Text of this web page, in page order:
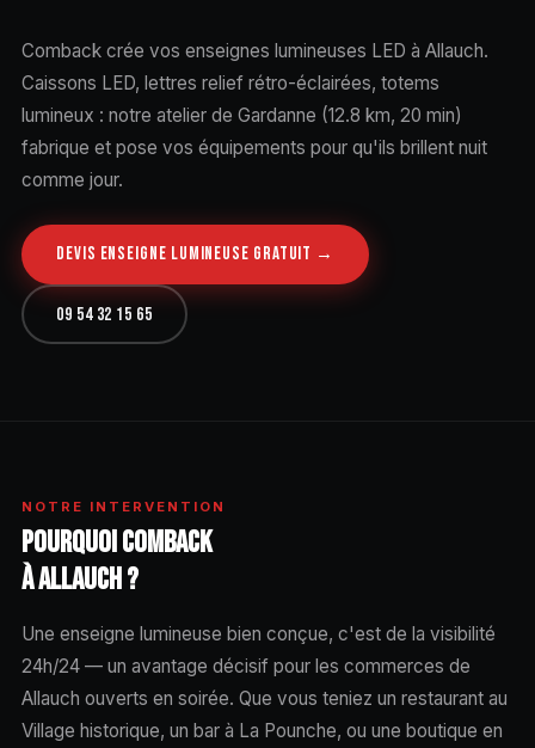
Comback crée vos enseignes lumineuses LED à Allauch.
Caissons LED, lettres relief rétro-éclairées, totems
lumineux : notre atelier de Gardanne (12.8 km, 20 min)
fabrique et pose vos équipements pour qu'ils brillent nuit
comme jour.
DEVIS ENSEIGNE LUMINEUSE GRATUIT →
09 54 32 15 65
NOTRE INTERVENTION
POURQUOI COMBACK
À ALLAUCH ?
Une enseigne lumineuse bien conçue, c'est de la visibilité
24h/24 — un avantage décisif pour les commerces de
Allauch ouverts en soirée. Que vous teniez un restaurant au
Village historique, un bar à La Pounche, ou une boutique en